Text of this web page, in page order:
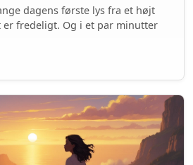
dagens første lys fra et højt
er fredeligt. Og i et par minutter